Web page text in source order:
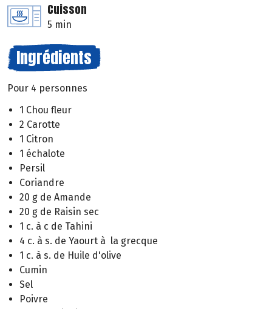
Cuisson
5 min
Ingrédients
Pour 4 personnes
1 Chou fleur
2 Carotte
1 Citron
1 échalote
Persil
Coriandre
20 g de Amande
20 g de Raisin sec
1 c. à c de Tahini
4 c. à s. de Yaourt à la grecque
1 c. à s. de Huile d'olive
Cumin
Sel
Poivre